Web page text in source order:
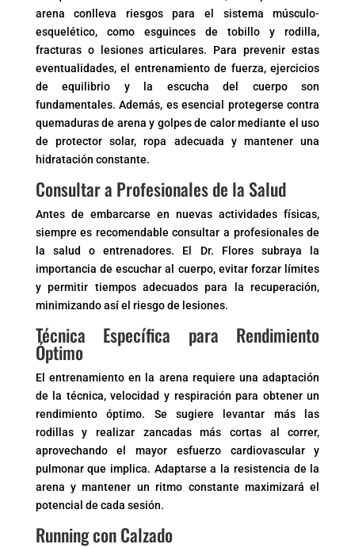
arena conlleva riesgos para el sistema músculo-
esquelético, como esguinces de tobillo y rodilla,
fracturas o lesiones articulares. Para prevenir estas
eventualidades, el entrenamiento de fuerza, ejercicios
de equilibrio y la escucha del cuerpo son
fundamentales. Además, es esencial protegerse contra
quemaduras de arena y golpes de calor mediante el uso
de protector solar, ropa adecuada y mantener una
hidratación constante.
Consultar a Profesionales de la Salud
Antes de embarcarse en nuevas actividades físicas,
siempre es recomendable consultar a profesionales de
la salud o entrenadores. El Dr. Flores subraya la
importancia de escuchar al cuerpo, evitar forzar límites
y permitir tiempos adecuados para la recuperación,
minimizando así el riesgo de lesiones.
Técnica Específica para Rendimiento
Óptimo
El entrenamiento en la arena requiere una adaptación
de la técnica, velocidad y respiración para obtener un
rendimiento óptimo. Se sugiere levantar más las
rodillas y realizar zancadas más cortas al correr,
aprovechando el mayor esfuerzo cardiovascular y
pulmonar que implica. Adaptarse a la resistencia de la
arena y mantener un ritmo constante maximizará el
potencial de cada sesión.
Running con Calzado